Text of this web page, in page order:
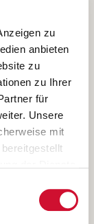
zu
anbieten
zu
zu Ihrer
für
Unsere
mit
so stimmen
Sie können
Daten
dem
entnehmen.